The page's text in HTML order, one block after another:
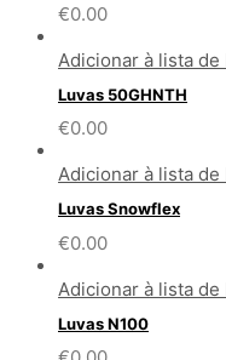
€0.00
Adicionar à lista de
Luvas 50GHNTH
€0.00
Adicionar à lista de
Luvas Snowflex
€0.00
Adicionar à lista de
Luvas N100